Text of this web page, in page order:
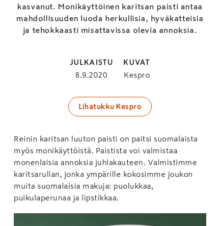
kasvanut. Monikäyttöinen karitsan paisti antaa
mahdollisuuden luoda herkullisia, hyväkatteisia
ja tehokkaasti misattavissa olevia annoksia.
JULKAISTU
8.9.2020
KUVAT
Kespro
Lihatukku Kespro
Reinin karitsan luuton paisti on paitsi suomalaista
myös monikäyttöistä. Paistista voi valmistaa
monenlaisia annoksia juhlakauteen. Valmistimme
karitsarullan, jonka ympärille kokosimme joukon
muita suomalaisia makuja: puolukkaa,
puikulaperunaa ja lipstikkaa.